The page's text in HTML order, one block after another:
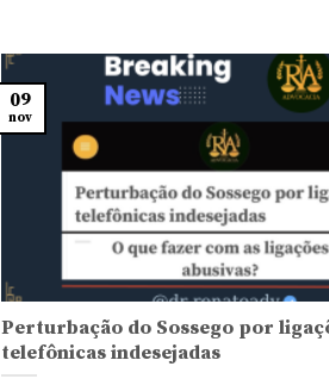
Perturbação do Sossego por
telefônicas indesejadas
09
nov